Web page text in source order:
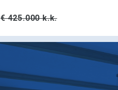
€ 425.000 k.k.